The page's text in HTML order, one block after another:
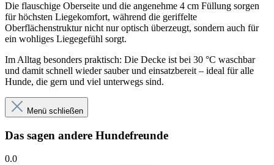
Die flauschige Oberseite und die angenehme 4 cm Füllung sorgen
für höchsten Liegekomfort, während die geriffelte
Oberflächenstruktur nicht nur optisch überzeugt, sondern auch für
ein wohliges Liegegefühl sorgt.
Im Alltag besonders praktisch: Die Decke ist bei 30 °C waschbar
und damit schnell wieder sauber und einsatzbereit – ideal für alle
Hunde, die gern und viel unterwegs sind.
Menü schließen
Das sagen andere Hundefreunde
0.0